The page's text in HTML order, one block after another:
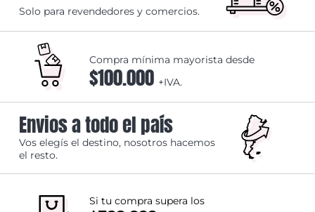
Solo para revendedores y comercios.
Compra mínima mayorista desde
$100.000 +IVA.
Envios a todo el país
Vos elegís el destino, nosotros hacemos
el resto.
Si tu compra supera los